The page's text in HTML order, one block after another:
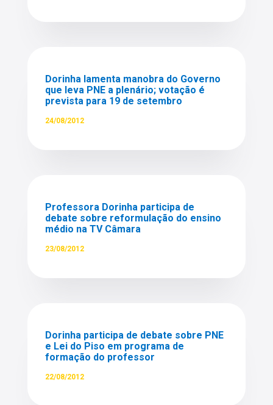
Dorinha lamenta manobra do Governo
que leva PNE a plenário; votação é
prevista para 19 de setembro
24/08/2012
Professora Dorinha participa de
debate sobre reformulação do ensino
médio na TV Câmara
23/08/2012
Dorinha participa de debate sobre PNE
e Lei do Piso em programa de
formação do professor
22/08/2012